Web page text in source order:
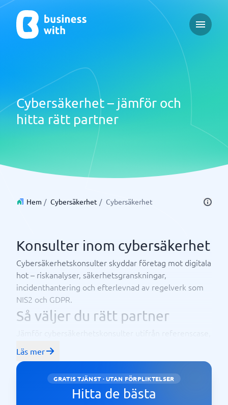
Open
Cybersäkerhet – jämför och
hitta rätt partner
Hem / Cybersäkerhet / Cybersäkerhet
Konsulter inom cybersäkerhet
Cybersäkerhetskonsulter skyddar företag mot digitala
hot – riskanalyser, säkerhetsgranskningar,
incidenthantering och efterlevnad av regelverk som
NIS2 och GDPR.
Så väljer du rätt partner
specialisering och omdömen. Kontakta gärna flera
aktörer, be om konkreta exempel från liknande
uppdrag och jämför upplägg och pris innan ni
bestämmer er.
Läs mer
GRATIS TJÄNST · UTAN FÖRPLIKTELSER
Hitta de bästa